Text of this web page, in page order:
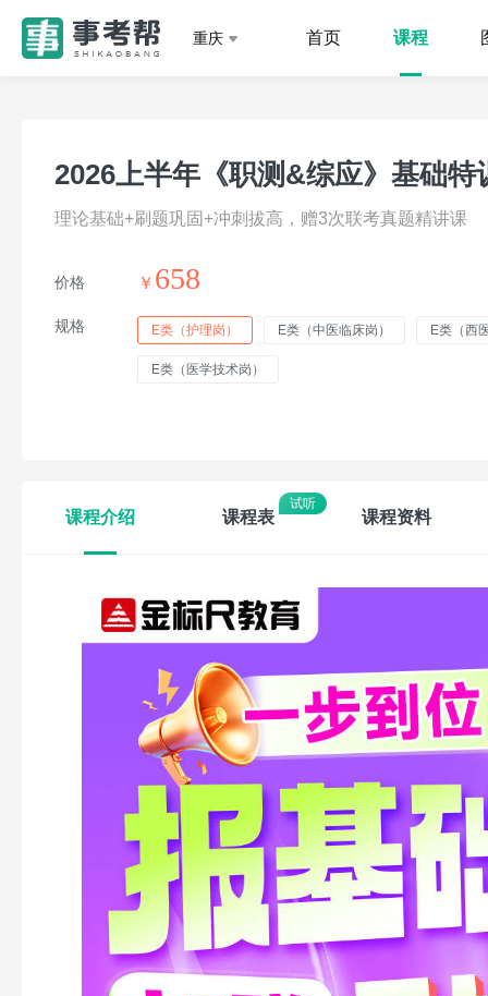
重庆 首页 课程
2026上半年《职测&综应》基础特
理论基础+刷题巩固+冲刺拔高，赠3次联考真题精讲课
价格 ￥ 658
规格 E类（护理岗） E类（中医临床岗） E类（西
E类（医学技术岗）
课程介绍 课程表 课程资料